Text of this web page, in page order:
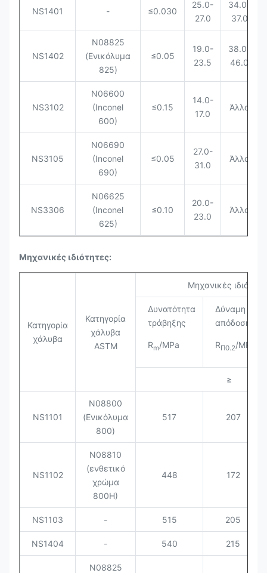
NS1401 - ≤0.030
25.0-
27.0
34.0-
37.0
NS1402
N08825
(Ενικόλυμα
825)
≤0.05
19.0-
23.5
38.0-
46.0
NS3102
N06600
(Inconel
600)
≤0.15
14.0-
17.0
Άλλα
NS3105
N06690
(Inconel
690)
≤0.05
27.0-
31.0
Άλλα
NS3306
N06625
(Inconel
625)
≤0.10
20.0-
23.0
Άλλα
Μηχανικές ιδιότητες:
Κατηγορία
χάλυβα
Κατηγορία
χάλυβα
ASTM
Μηχανικές
Δυνατότητα
τράβηξης
Rm/MPa
Δύναμη
απόδοσης
RΠ0.2/MPa
≥
NS1101
N08800
(Ενικόλυμα
800)
517 207
NS1102
N08810
(ενθετικό
χρώμα
800H)
448 172
NS1103 - 515 205
NS1404 - 540 215
N08825